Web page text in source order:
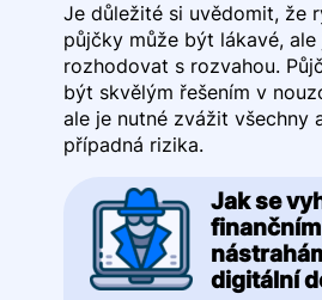
Je důležité si uvědomit, že
půjčky může být lákavé, ale
rozhodovat s rozvahou.
být skvělým řešením v
ale je nutné zvážit všechny
případná rizika.
Jak se
finančním
digitální